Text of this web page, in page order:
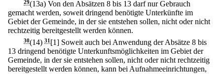
29(13a) Von den Absätzen 8 bis 13 darf nur Gebrauch
gemacht werden, soweit dringend benötigte Unterkünfte im
Gebiet der Gemeinde, in der sie entstehen sollen, nicht oder nicht
rechtzeitig bereitgestellt werden können.
30(14) 31 [1] Soweit auch bei Anwendung der Absätze 8 bis
13 dringend benötigte Unterkunftsmöglichkeiten im Gebiet der
Gemeinde, in der sie entstehen sollen, nicht oder nicht rechtzeitig
bereitgestellt werden können, kann bei Aufnahmeeinrichtungen,